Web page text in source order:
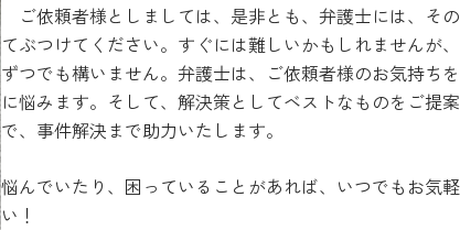
ご依頼者様としましては、是非とも、弁護士には、そ
てぶつけてください。すぐには難しいかもしれませんが
ずつでも構いません。弁護士は、ご依頼者様のお気持ち
に悩みます。そして、解決策としてベストなものをご提
で、事件解決まで助力いたします。
悩んでいたり、困っていることがあれば、いつでもお気
い！